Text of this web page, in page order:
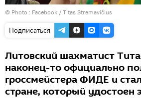
© Photo : Facebook / Titas Stremavičius
Подписаться
Литовский шахматист
наконец-то официально
гроссмейстера ФИДЕ и
стране, который удостоен